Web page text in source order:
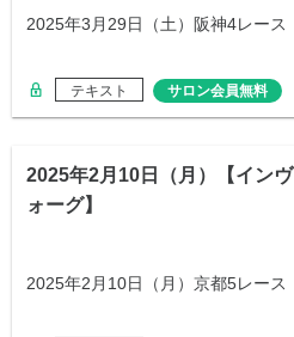
2025年3月29日（土）阪神4レース
テキスト サロン会員無料
2025年2月10日（月）【インヴ
ォーグ】
2025年2月10日（月）京都5レース